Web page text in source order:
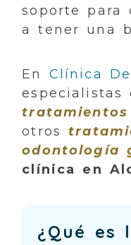
soporte para
a tener una
En Clínica
especialistas
otros
odontología
clínica en
¿Qué es